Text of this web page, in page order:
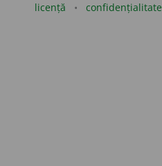
licență confidențialitate